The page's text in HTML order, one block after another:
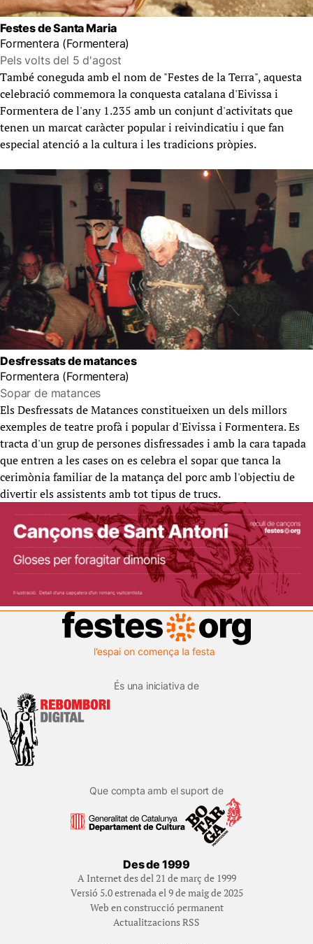
Festes de Santa Maria
Formentera (Formentera)
Pels volts del 5 d'agost
També coneguda amb el nom de "Festes de la Terra", aquesta
celebració commemora la conquesta catalana d'Eivissa i
Formentera de l'any 1.235 amb un conjunt d'activitats que
tenen un marcat caràcter popular i reivindicatiu i que fan
especial atenció a la cultura i les tradicions pròpies.
Desfressats de matances
Formentera (Formentera)
Sopar de matances
Els Desfressats de Matances constitueixen un dels millors
exemples de teatre profà i popular d'Eivissa i Formentera. Es
tracta d'un grup de persones disfressades i amb la cara tapada
que entren a les cases on es celebra el sopar que tanca la
cerimònia familiar de la matança del porc amb l'objectiu de
divertir els assistents amb tot tipus de trucs.
És una iniciativa de
Que compta amb el suport de
Des de 1999
A Internet des del 21 de març de 1999
Versió 5.0 estrenada el 9 de maig de 2025
Web en construcció permanent
Actualitzacions RSS